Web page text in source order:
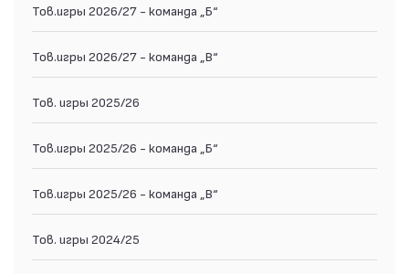
Тов.игры 2026/27 - команда „Б“
Тов.игры 2026/27 - команда „В“
Тов. игры 2025/26
Тов.игры 2025/26 - команда „Б“
Тов.игры 2025/26 - команда „В“
Тов. игры 2024/25